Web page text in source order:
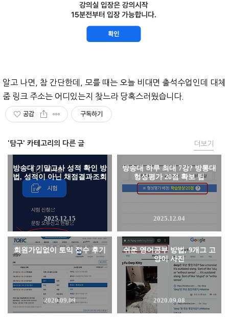
알고 나면, 참 간단한데, 모를 때는 오늘 비대면 출석수업인데 대체
줌 링크 주소는 어디있는지 찾느라 당혹스러웠습니다.
공감 구독하기
'탐구' 카테고리의 다른 글
방송대 기말고사 성적 확인 방
법, 성적이 아닌 채점결과조회
2025.12.15
방송대 하루 최대 7강? 방통대
형성평가 20점 확보 팁
2025.12.04
회원가입없이 토익 접수 후기
2020.09.09
쉬운 영어공부 방법, 9개그 고
양이 사진
2020.09.08
더보기